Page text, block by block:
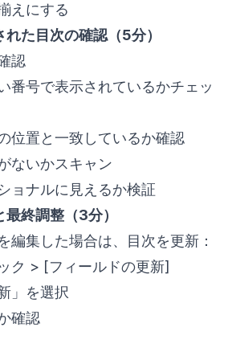
えにする
た目次の確認（5分）
認
番号で表示されているかチェッ
位置と一致しているか確認
ないかスキャン
ョナルに見えるか検証
終調整（3分）
編集した場合は、目次を更新：
ク > [フィールドの更新]
」を選択
確認